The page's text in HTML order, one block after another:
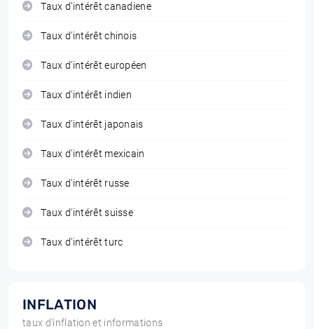
Taux d'intérêt canadiene
Taux d'intérêt chinois
Taux d'intérêt européen
Taux d'intérêt indien
Taux d'intérêt japonais
Taux d'intérêt mexicain
Taux d'intérêt russe
Taux d'intérêt suisse
Taux d'intérêt turc
INFLATION
taux d'inflation et informations